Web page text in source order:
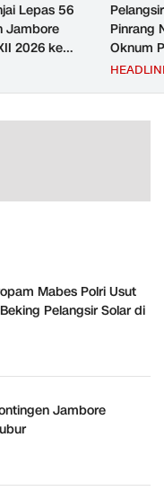
Lepas 56
Jambore
2026 ke
Pinrang
Oknum
Rp2,5
Mabes Polri Usut
Pelangsir Solar di
Jambore